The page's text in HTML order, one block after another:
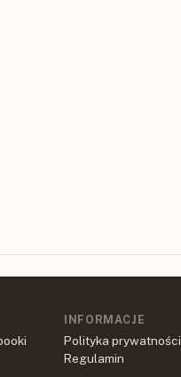
INFORMACJE
Polityka prywatności
Regulamin